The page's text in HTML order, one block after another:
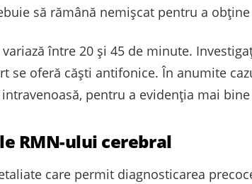
să rămână nemișcat pentru a
între 20 și 45 de minute.
se oferă căști antifonice. În anumite
pentru a evidenția mai
RMN-ului cerebral
care permit diagnosticarea